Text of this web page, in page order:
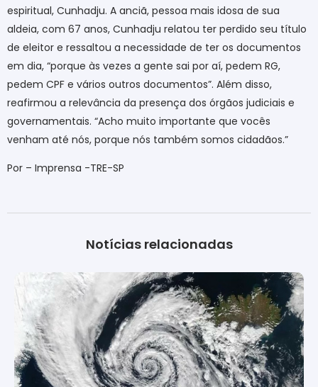
espiritual, Cunhadju. A anciã, pessoa mais idosa de sua
aldeia, com 67 anos, Cunhadju relatou ter perdido seu título
de eleitor e ressaltou a necessidade de ter os documentos
em dia, “porque às vezes a gente sai por aí, pedem RG,
pedem CPF e vários outros documentos”. Além disso,
reafirmou a relevância da presença dos órgãos judiciais e
governamentais. “Acho muito importante que vocês
venham até nós, porque nós também somos cidadãos.”
Por – Imprensa -TRE-SP
Notícias relacionadas